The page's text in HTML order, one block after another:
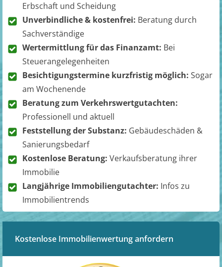
Erbschaft und Scheidung
Unverbindliche & kostenfrei: Beratung durch
Sachverständige
Wertermittlung für das Finanzamt: Bei
Steuerangelegenheiten
Besichtigungstermine kurzfristig möglich: Sogar
am Wochenende
Beratung zum Verkehrswertgutachten:
Professionell und aktuell
Feststellung der Substanz: Gebäudeschäden &
Sanierungsbedarf
Kostenlose Beratung: Verkaufsberatung ihrer
Immobilie
Langjährige Immobiliengutachter: Infos zu
Immobilientrends
Kostenlose Immobilienwertung anfordern